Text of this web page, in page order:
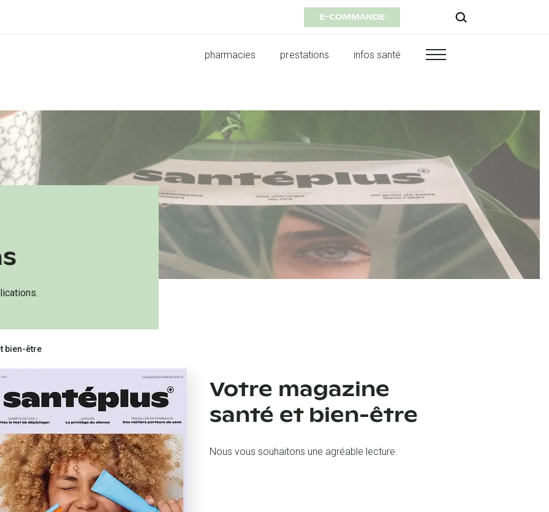
E-COMMANDE
pharmacies prestations infos santé
bien-être
Votre magazine
santé et bien-être
Nous vous souhaitons une agréable lecture.